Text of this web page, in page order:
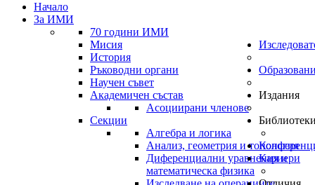
Начало
За ИМИ
70 години ИМИ
Мисия
История
Ръководни органи
Научен съвет
Академичен състав
Асоциирани членове
Секции
Алгебра и логика
Анализ, геометрия и топология
Диференциални уравнения и
математическа физика
Издания
Кариери